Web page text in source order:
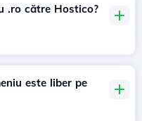
.ro către Hostico?
este liber pe